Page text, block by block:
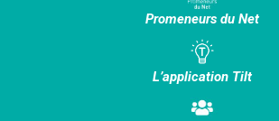
Promeneurs du Net
L’application Tilt